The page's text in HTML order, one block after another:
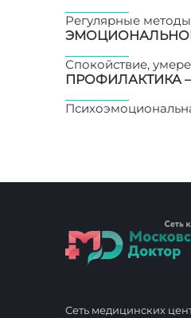
Регулярные
Спокойствие,
ПРОФИЛАКТИКА
Сеть медицинских